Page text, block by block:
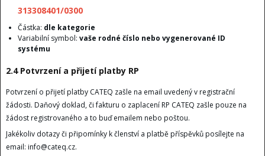
313308401/0300
Částka: dle kategorie
Variabilní symbol: vaše rodné číslo nebo vygenerované ID
systému
2.4 Potvrzení a přijetí platby RP
Potvrzení o přijetí platby CATEQ zašle na email uvedený v registrační
žádosti. Daňový doklad, či fakturu o zaplacení RP CATEQ zašle pouze na
žádost registrovaného a to buď emailem nebo poštou.
Jakékoliv dotazy či připomínky k členství a platbě příspěvků posílejte na
email: info@cateq.cz.